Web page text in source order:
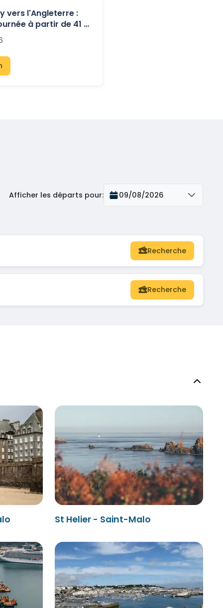
vers l'Angleterre :
à partir de 41 €
Afficher les départs pour: 09/08/2026
Recherche
Recherche
St Helier - Saint-Malo